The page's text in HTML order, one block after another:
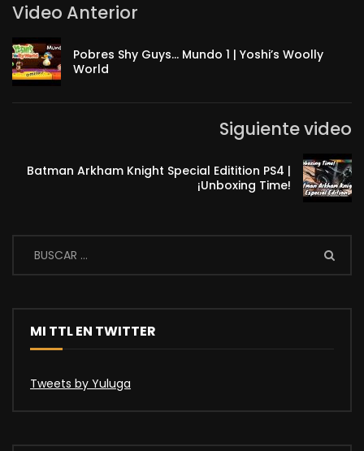
Video Anterior
Pobres Shy Guys… Mundo 1 | Yoshi’s Woolly
World
Siguiente video
Batman Arkham Knight Special Editition PS4 |
¡Unboxing Time!
MI TTL EN TWITTER
Tweets by Yuluga